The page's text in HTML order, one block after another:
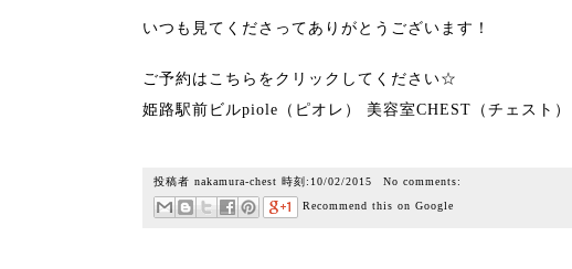
いつも見てくださってありがとうございます！
ご予約はこちらをクリックしてください☆
姫路駅前ビルpiole（ピオレ） 美容室CHEST（チェスト
投稿者 nakamura-chest 時刻: 10/02/2015 No comments:
Recommend this on Google